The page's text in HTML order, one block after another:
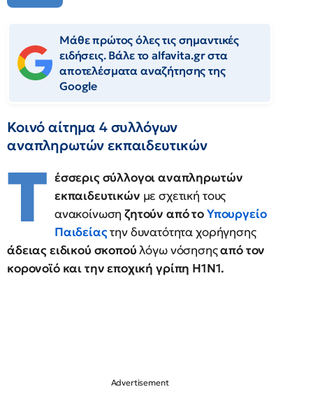
Μάθε πρώτος όλες τις σημαντικές
ειδήσεις. Βάλε το alfavita.gr στα
αποτελέσματα αναζήτησης της
Google
Κοινό αίτημα 4 συλλόγων
αναπληρωτών εκπαιδευτικών
Τ έσσερις σύλλογοι αναπληρωτών
εκπαιδευτικών με σχετική τους
ανακοίνωσηζητούν από τοΥπουργείο
Παιδείαςτην δυνατότητα χορήγησης
άδειας ειδικού σκοπούλόγω νόσησηςαπό τον
κορονοϊό και την εποχική γρίπη Η1Ν1.